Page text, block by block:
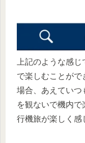
上記のような感
で楽しむことが
場合、あえていつ
を観ないで機内
行機旅が楽しく感